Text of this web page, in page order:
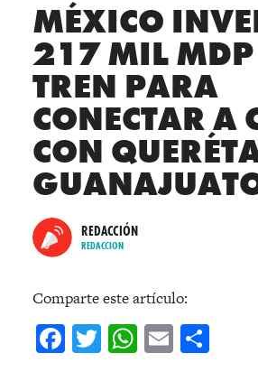
MÉXICO
217 MIL MDP
TREN PARA
CONECTAR A
CON
REDACCIÓN
REDACCION
Comparte este artículo:
Facebook
Twitter
WhatsApp
Email